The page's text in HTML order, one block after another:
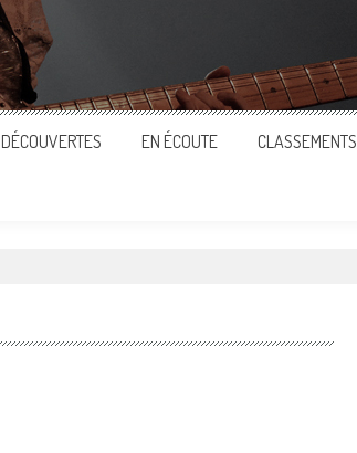
DÉCOUVERTES EN ÉCOUTE CLASSEMENTS